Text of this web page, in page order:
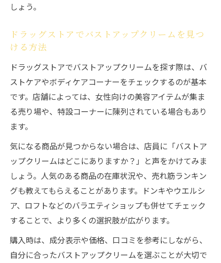
しょう。
ドラッグストアでバストアップクリームを見つ
ける方法
ドラッグストアでバストアップクリームを探す際は、バ
ストケアやボディケアコーナーをチェックするのが基本
です。店舗によっては、女性向けの美容アイテムが集ま
る売り場や、特設コーナーに陳列されている場合もあり
ます。
気になる商品が見つからない場合は、店員に「バストア
ップクリームはどこにありますか？」と声をかけてみま
しょう。人気のある商品の在庫状況や、売れ筋ランキン
グも教えてもらえることがあります。ドンキやウエルシ
ア、ロフトなどのバラエティショップも併せてチェック
することで、より多くの選択肢が広がります。
購入時は、成分表示や価格、口コミを参考にしながら、
自分に合ったバストアップクリームを選ぶことが大切で